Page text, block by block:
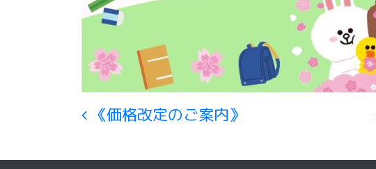
Post navigation
《価格改定のご案内》